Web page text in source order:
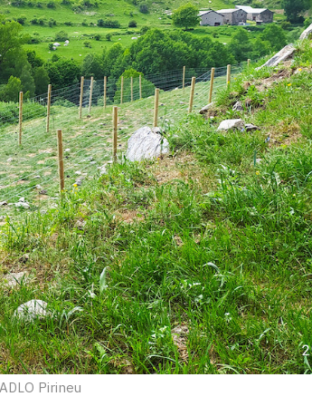
ADLO Pirineu